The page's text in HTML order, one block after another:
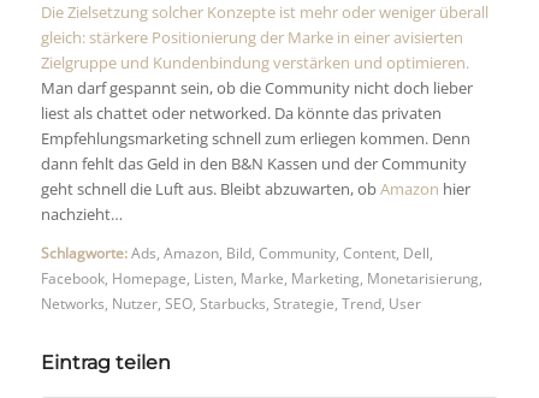
Die Zielsetzung solcher Konzepte ist mehr oder weniger überall
gleich: stärkere Positionierung der Marke in einer avisierten
Zielgruppe und Kundenbindung verstärken und optimieren.
Man darf gespannt sein, ob die Community nicht doch lieber
liest als chattet oder networked. Da könnte das privaten
Empfehlungsmarketing schnell zum erliegen kommen. Denn
dann fehlt das Geld in den B&N Kassen und der Community
geht schnell die Luft aus. Bleibt abzuwarten, obAmazon hier
nachzieht…
Schlagworte: Ads, Amazon, Bild, Community, Content, Dell,
Facebook, Homepage, Listen, Marke, Marketing, Monetarisierung,
Networks, Nutzer, SEO, Starbucks, Strategie, Trend, User
Eintrag teilen